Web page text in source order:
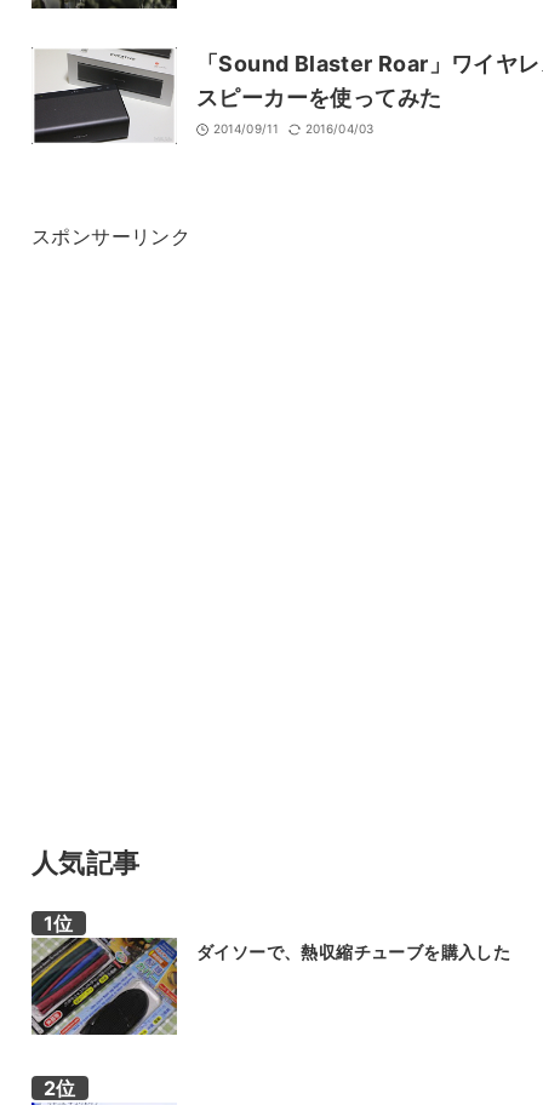
「Sound Blaster Roar」ワイヤ
スピーカーを使ってみた
2014/09/11 2016/04/03
スポンサーリンク
人気記事
ダイソーで、熱収縮チューブを購入した